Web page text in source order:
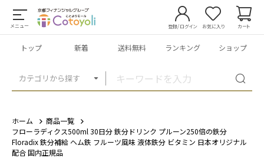
メニュー
カテゴリから探す
登録/ログイン お気に入り カート
トップ 新着 送料無料 ランキング ショップ
ホーム
商品一覧
フローラディクス500ml 30日分 鉄分ドリンク プルーン250倍の鉄分
Floradix 鉄分補給 ヘム鉄 フルーツ風味 液体鉄分 ビタミン 日本オリジナル
配合 国内正規品